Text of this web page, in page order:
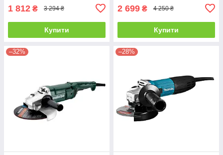
1 812 ₴ 3 294 ₴
Купити
2 699 ₴ 4 250 ₴
Купити
–32% –28%